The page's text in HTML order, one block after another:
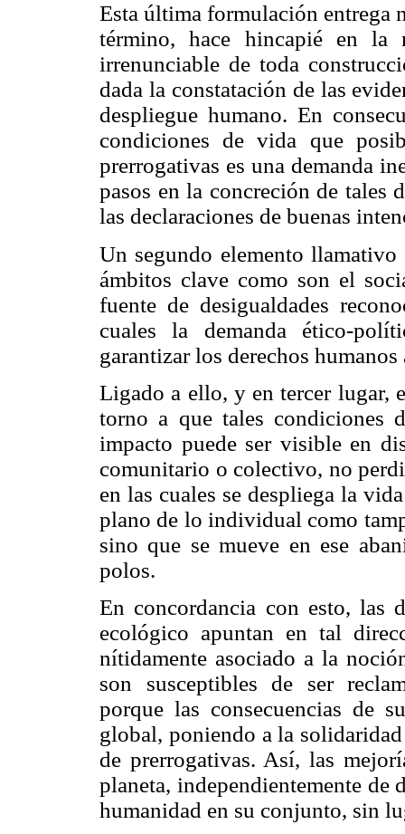
Esta última formulación entrega
término, hace hincapié en
irrenunciable de toda
dada la constatación de las
despliegue humano. En
condiciones de vida que
prerrogativas es una demanda
pasos en la concreción de tales
las declaraciones de buenas
Un segundo elemento
ámbitos clave como son el
fuente de desigualdades
cuales la demanda ético-
garantizar los derechos humanos
Ligado a ello, y en tercer lugar,
torno a que tales condiciones
impacto puede ser visible en
comunitario o colectivo, no
en las cuales se despliega la
plano de lo individual como
sino que se mueve en ese
polos.
En concordancia con esto,
ecológico apuntan en tal
nítidamente asociado a la
son susceptibles de ser
porque las consecuencias de
global, poniendo a la
de prerrogativas. Así, las
planeta, independientemente de
humanidad en su conjunto, sin